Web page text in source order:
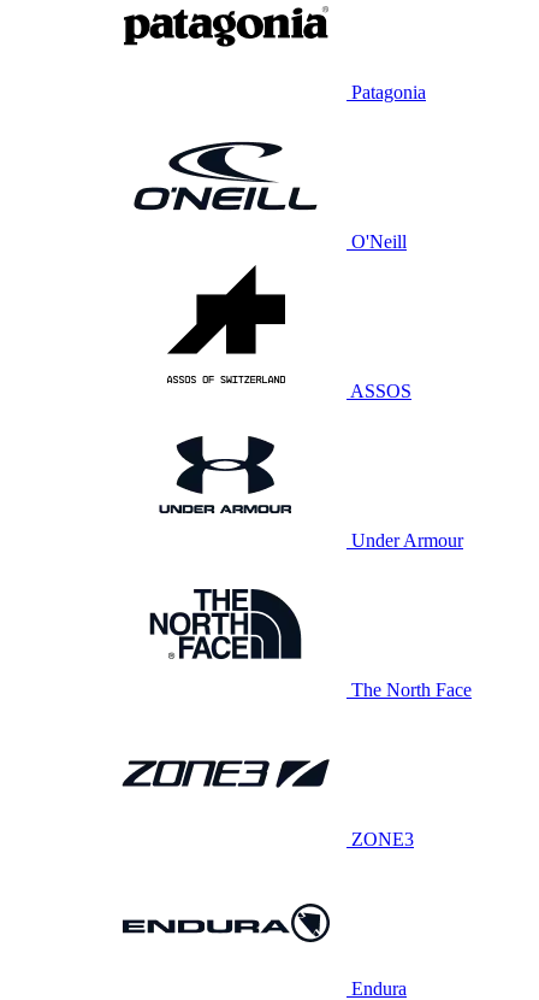
Patagonia
O'Neill
ASSOS
Under Armour
The North Face
ZONE3
Endura